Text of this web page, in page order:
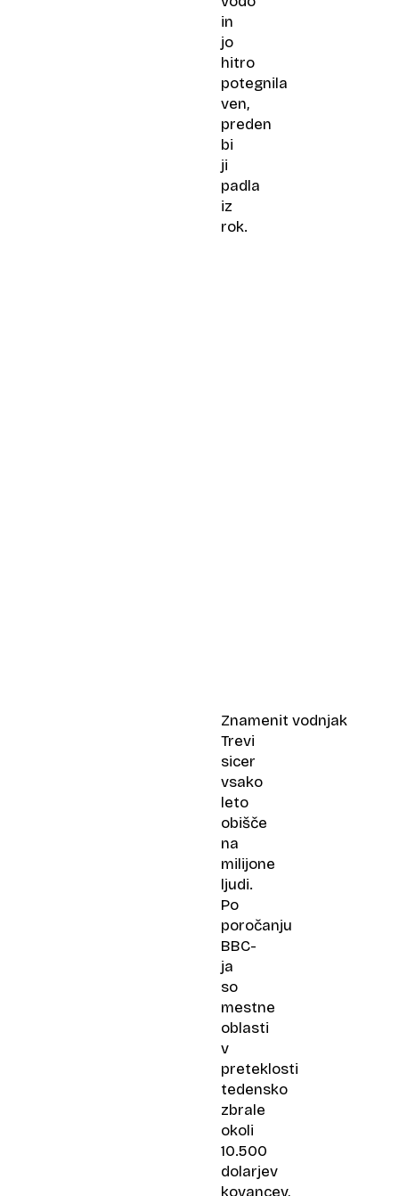
in
jo
hitro
potegnila
ven,
preden
bi
ji
padla
iz
rok.
Znamenit vodnjak
Trevi
sicer
vsako
leto
obišče
na
milijone
ljudi.
Po
poročanju
BBC-
ja
so
mestne
oblasti
v
preteklosti
tedensko
zbrale
okoli
10.500
dolarjev
kovancev,